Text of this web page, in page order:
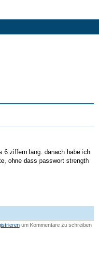
6 ziffern lang. danach habe ich
ohne dass passwort strength
um Kommentare zu schreiben